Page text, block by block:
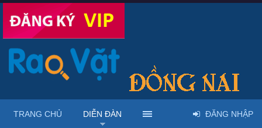
TRANG CHỦ DIỄN ĐÀN ĐĂNG NHẬP